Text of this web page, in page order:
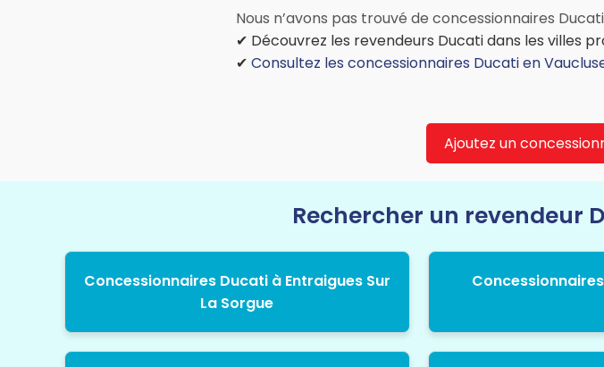
Nous n’avons pas trouvé de concessionnaires
✔ Découvrez les revendeurs Ducati dans les villes
✔ Consultez les concessionnaires Ducati en
Ajoutez un
Rechercher un revendeur
Concessionnaires Ducati à Entraigues Sur
La Sorgue